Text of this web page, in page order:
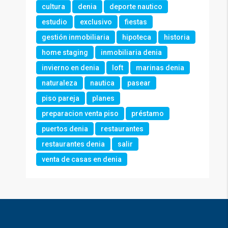
cultura
denia
deporte nautico
estudio
exclusivo
fiestas
gestión inmobiliaria
hipoteca
historia
home staging
inmobiliaria denia
invierno en denia
loft
marinas denia
naturaleza
nautica
pasear
piso pareja
planes
preparacion venta piso
préstamo
puertos denia
restaurantes
restaurantes denia
salir
venta de casas en denia